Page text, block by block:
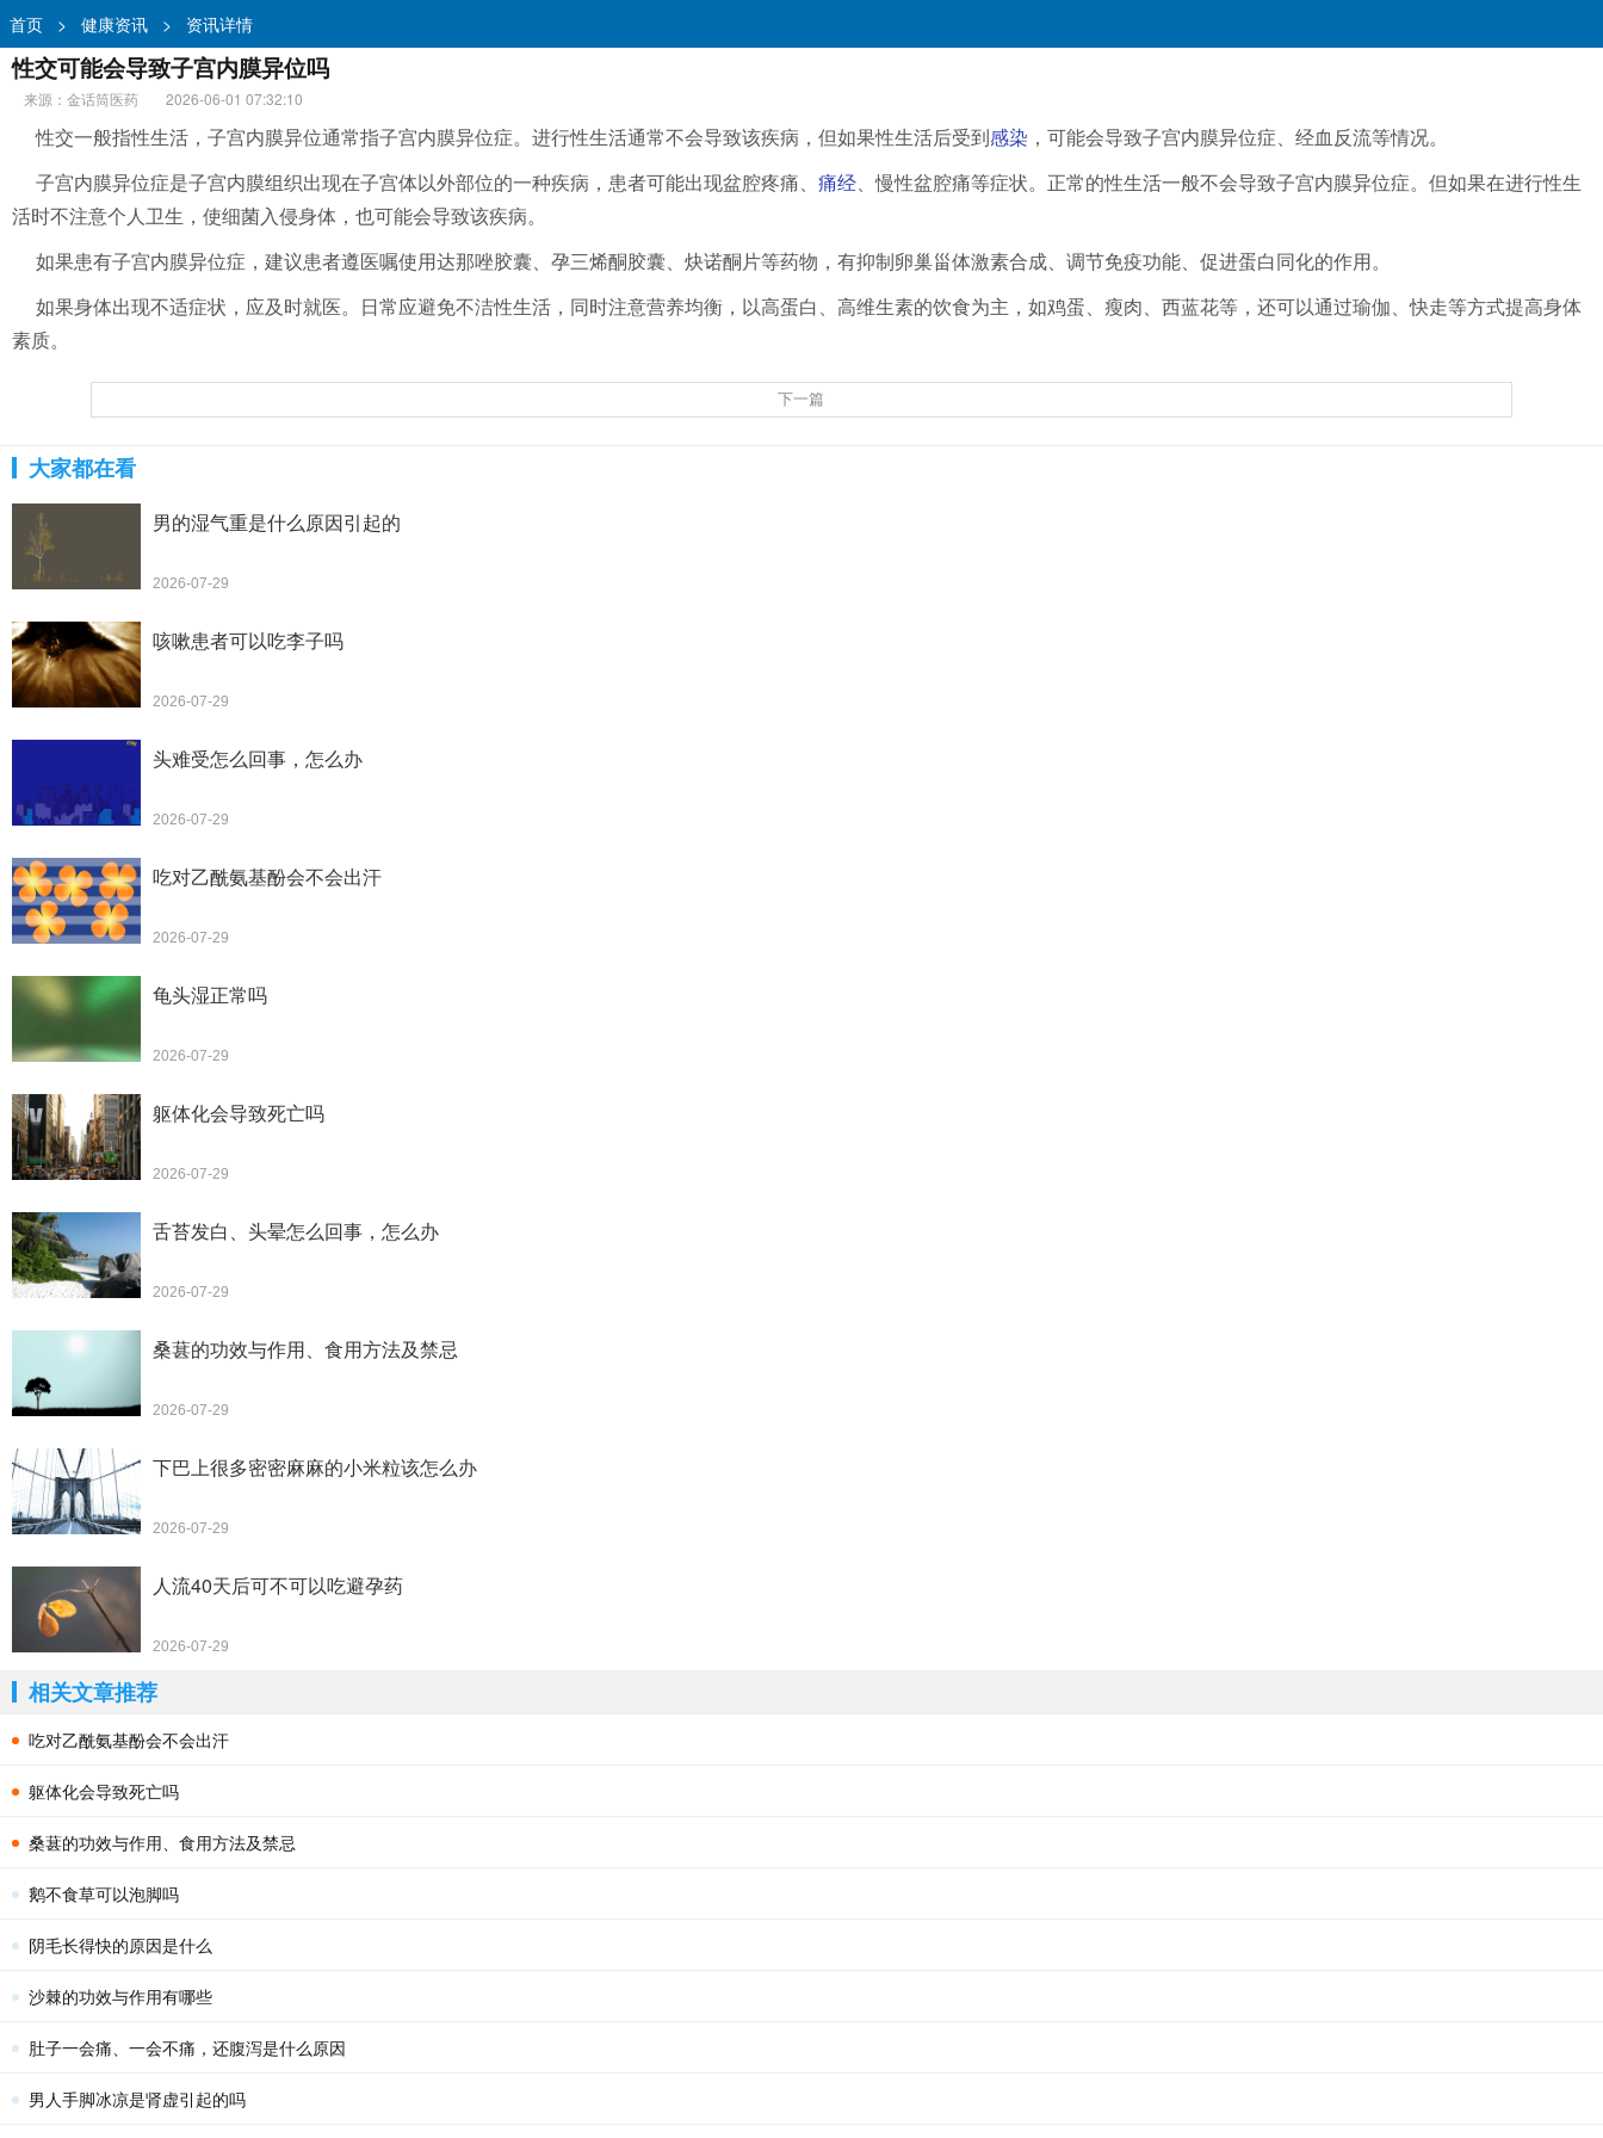
首页 > 健康资讯 > 资讯详情
性交可能会导致子宫内膜异位吗
来源：金话筒医药
2026-06-01 07:32:10
性交一般指性生活，子宫内膜异位通常指子宫内膜异位症。进行性生活通常不会导致该疾病，但如果性生活后受到 感染 ，可能会导致子宫内膜异位症、经血反流等情况。
子宫内膜异位症是子宫内膜组织出现在子宫体以外部位的一种疾病，患者可能出现盆腔疼痛、 痛经 、慢性盆腔痛等症状。正常的性生活一般不会导致子宫内膜异位症。但如果在进行性生
活时不注意个人卫生，使细菌入侵身体，也可能会导致该疾病。
如果患有子宫内膜异位症，建议患者遵医嘱使用达那唑胶囊、孕三烯酮胶囊、炔诺酮片等药物，有抑制卵巢甾体激素合成、调节免疫功能、促进蛋白同化的作用。
如果身体出现不适症状，应及时就医。日常应避免不洁性生活，同时注意营养均衡，以高蛋白、高维生素的饮食为主，如鸡蛋、瘦肉、西蓝花等，还可以通过瑜伽、快走等方式提高身体
素质。
下一篇
大家都在看
男的湿气重是什么原因引起的
2026-07-29
咳嗽患者可以吃李子吗
2026-07-29
头难受怎么回事，怎么办
2026-07-29
吃对乙酰氨基酚会不会出汗
2026-07-29
龟头湿正常吗
2026-07-29
躯体化会导致死亡吗
2026-07-29
舌苔发白、头晕怎么回事，怎么办
2026-07-29
桑葚的功效与作用、食用方法及禁忌
2026-07-29
下巴上很多密密麻麻的小米粒该怎么办
2026-07-29
人流40天后可不可以吃避孕药
2026-07-29
相关文章推荐
吃对乙酰氨基酚会不会出汗
躯体化会导致死亡吗
桑葚的功效与作用、食用方法及禁忌
鹅不食草可以泡脚吗
阴毛长得快的原因是什么
沙棘的功效与作用有哪些
肚子一会痛、一会不痛，还腹泻是什么原因
男人手脚冰凉是肾虚引起的吗